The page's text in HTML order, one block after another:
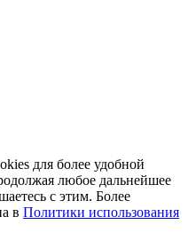
для более удобной
любое дальнейшее
с этим. Более
в Политики использования